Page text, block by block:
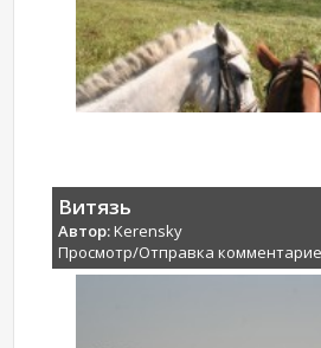
Витязь
Автор:Kerensky
Просмотр/Отправка